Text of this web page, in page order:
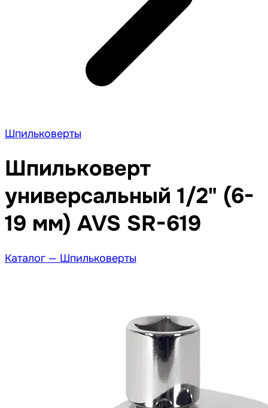
Шпильковерты
Шпильковерт
универсальный 1/2" (6-
19 мм) AVS SR-619
Каталог — Шпильковерты